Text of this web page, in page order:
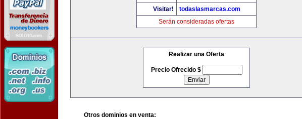
Visitar!
todaslasmarcas.com
Serán consideradas ofertas
Realizar una Oferta
Precio Ofrecido $
Otros dominios en venta: